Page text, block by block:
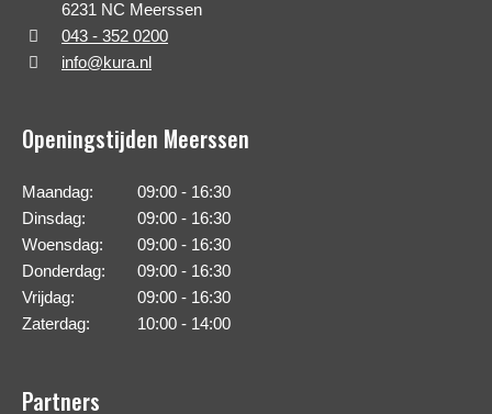
6231 NC Meerssen
043 - 352 0200
info@kura.nl
Openingstijden Meerssen
Maandag:
09:00 - 16:30
Dinsdag:
09:00 - 16:30
Woensdag:
09:00 - 16:30
Donderdag:
09:00 - 16:30
Vrijdag:
09:00 - 16:30
Zaterdag:
10:00 - 14:00
Partners